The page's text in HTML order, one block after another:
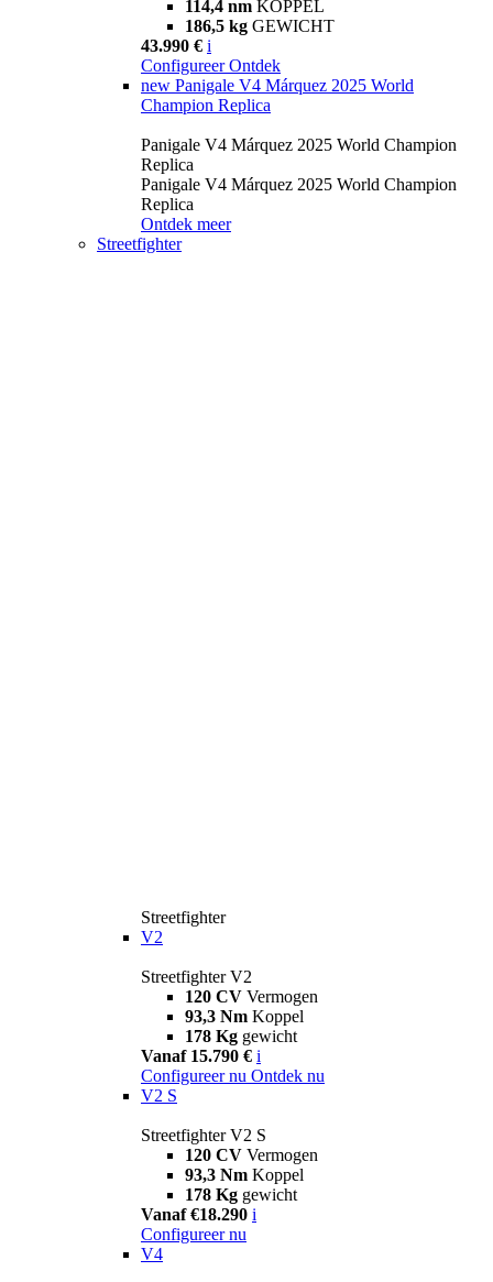
114,4 nm KOPPEL
186,5 kg GEWICHT
43.990 € i
Configureer Ontdek
new Panigale V4 Márquez 2025 World
Champion Replica
Panigale V4 Márquez 2025 World Champion
Replica
Panigale V4 Márquez 2025 World Champion
Replica
Ontdek meer
Streetfighter
Streetfighter
V2
Streetfighter V2
120 CV Vermogen
93,3 Nm Koppel
178 Kg gewicht
Vanaf 15.790 € i
Configureer nu Ontdek nu
V2 S
Streetfighter V2 S
120 CV Vermogen
93,3 Nm Koppel
178 Kg gewicht
Vanaf €18.290 i
Configureer nu
V4